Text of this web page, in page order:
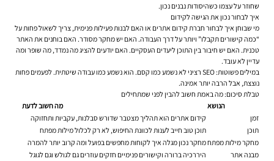
שחוזר על עצמו כשהיסודות נבנים נכון.
איך לבחור נכון את הגישה לקידום
מי שבוחן איך לבחור חברת קידום אתרים או האם לבנות פעילות פנימית, צריך לשאול פחות על
“כמה קישורים תקבלו” ויותר על דרך העבודה. האם יש מחקר מסודר. האם בוחנים את האתר
טכנית. האם יש חיבור בין התוכן ליעדים העסקיים. האם יודעים להציג מה נמדד, מה שופר ומה
עדיין לא עובד.
במילים פשוטות: SEO רציני לא נשמע כמו קסם. הוא נשמע כמו עבודה שיטתית. לפעמים פחות
נוצצת, אבל הרבה יותר אמינה.
טבלת סיכום: מה באמת חשוב להבין לפני שמתחילים
הנושא
מה חשוב לדעת
זמן
קידום אתרים הוא תהליך מצטבר שדורש סבלנות, עקביות ותחזוקה
תוכן
תוכן טוב חייב לענות לכוונת החיפוש, לא רק לכלול מילות מפתח
מחקר מילות מפתחמחקר נכון מגלה איך לקוחות מחפשים בפועל ומה קרוב יותר להמרה
מבנה אתר
היררכיה ברורה וקישורים פנימיים חזקים עוזרים גם לגולש וגם לגוגל